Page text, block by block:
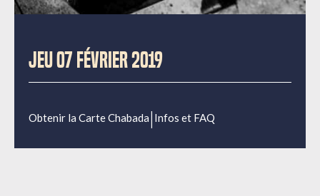
JEU 07 FÉVRIER 2019
Obtenir la Carte Chabada| Infos et FAQ